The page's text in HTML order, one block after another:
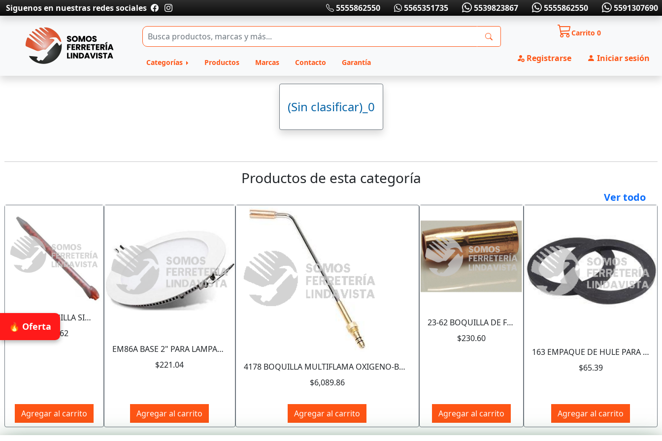
🔥 Oferta
Siguenos en nuestras redes sociales 5555862550 5565351735 5539823867 5555862550 5591307690
Categorías Productos Marcas Contacto Garantía
Carrito0
Registrarse Iniciar sesión
(Sin clasificar)_0
Productos de esta categoría
Ver todo
90280 BOQUILLA SIKAFAST (490 ML) SIKA INDUSTRY
$201.62
Agregar al carrito
EM86A BASE 2" PARA LAMPARA PARA EMPOTRADO REDONDO LUMMI
$221.04
Agregar al carrito
4178 BOQUILLA MULTIFLAMA OXIGENO-BUTANO SILVER STAR ACOPLA CON MANERAL SW-3H INFRA
$6,089.86
Agregar al carrito
23-62 BOQUILLA DE FLUJO FIJO 5/8" AMERICAN TORCH
$230.60
Agregar al carrito
163 EMPAQUE DE HULE PARA PISTOLA BAJA PARA VASO STANDAR GONI
$65.39
Agregar al carrito